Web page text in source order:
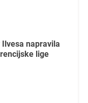
napravila
lige